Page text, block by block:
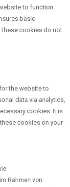
to function
basic
cookies do not
the website to
data via analytics,
cookies. It is
cookies on your
Rahmen von